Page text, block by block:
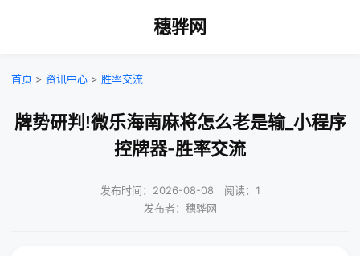
穗骅网
首页 > 资讯中心 > 胜率交流
牌势研判!微乐海南麻将怎么老是输_小程序
控牌器-胜率交流
发布时间：2026-08-08｜阅读：1
发布者：穗骅网